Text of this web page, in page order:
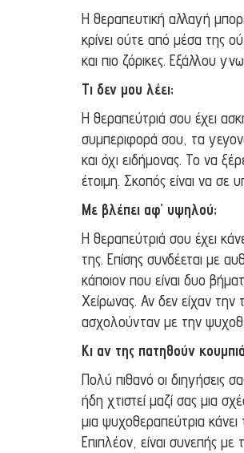
Η θεραπευτική αλλαγή
κρίνει ούτε από μέσα της
και πιο ζόρικες. Εξάλλου
Τι δεν μου λέει;
Η θεραπεύτριά σου έχει
συμπεριφορά σου, τα
και όχι ειδήμονας. Το να
έτοιμη. Σκοπός είναι να
Με βλέπει αφ’ υψηλού;
Η θεραπεύτριά σου έχει
της. Επίσης συνδέεται με
κάποιον που είναι δυο
Χείρωνας. Αν δεν είχαν
ασχολούνταν με την
Κι αν της πατηθούν
Πολύ πιθανό οι διηγήσεις
ήδη χτιστεί μαζί σας μια
μια ψυχοθεραπεύτρια
Επιπλέον, είναι συνεπής με